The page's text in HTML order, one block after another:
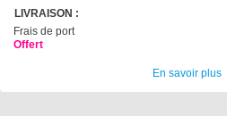
LIVRAISON :
Frais de port
Offert
En savoir plus